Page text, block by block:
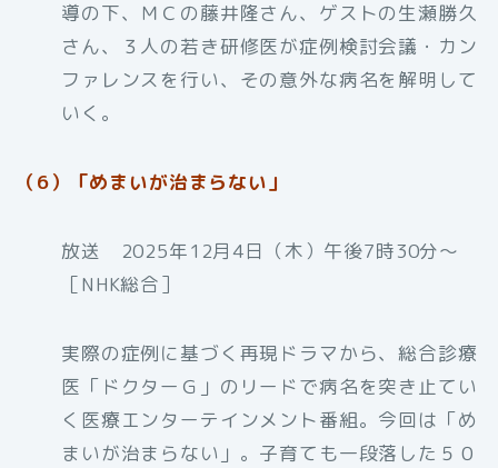
導の下、ＭＣの藤井隆さん、ゲストの生瀬勝久
さん、３人の若き研修医が症例検討会議・カン
ファレンスを行い、その意外な病名を解明して
いく。
（6）「めまいが治まらない」
放送 2025年12月4日（木）午後7時30分〜
［NHK総合］
実際の症例に基づく再現ドラマから、総合診療
医「ドクターＧ」のリードで病名を突き止てい
く医療エンターテインメント番組。今回は「め
まいが治まらない」。子育ても一段落した５０